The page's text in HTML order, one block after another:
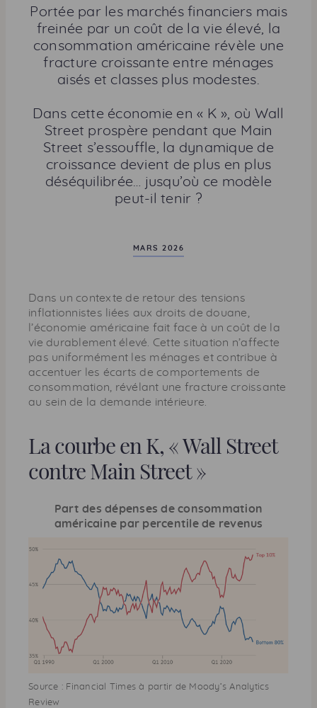
r
t
a
g
e
c
e
t
t
e
p
e
Portée par les marchés financiers mais
freinée par un coût de la vie élevé, la
consommation américaine révèle une
fracture croissante entre ménages
aisés et classes plus modestes.
Dans cette économie en « K », où Wall
Street prospère pendant que Main
Street s’essouffle, la dynamique de
croissance devient de plus en plus
déséquilibrée… jusqu’où ce modèle
peut-il tenir ?
MARS 2026
Dans un contexte de retour des tensions
inflationnistes liées aux droits de douane,
l’économie américaine fait face à un coût de la
vie durablement élevé. Cette situation n’affecte
pas uniformément les ménages et contribue à
accentuer les écarts de comportements de
consommation, révélant une fracture croissante
au sein de la demande intérieure.
La courbe en K, « Wall Street
contre Main Street »
Part des dépenses de consommation
américaine par percentile de revenus
Source : Financial Times à partir de Moody’s Analytics
Review